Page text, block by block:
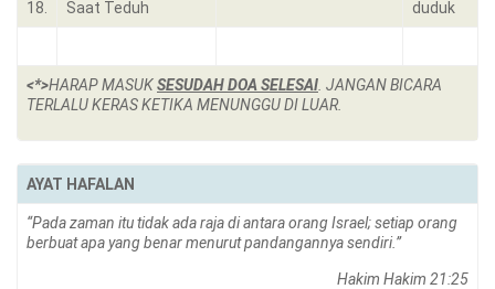
18. Saat Teduh duduk
<*>HARAP MASUKSESUDAH DOA SELESAI . JANGAN BICARA
TERLALU KERAS KETIKA MENUNGGU DI LUAR.
AYAT HAFALAN
“Pada zaman itu tidak ada raja di antara orang Israel; setiap orang
berbuat apa yang benar menurut pandangannya sendiri.”
Hakim Hakim 21:25